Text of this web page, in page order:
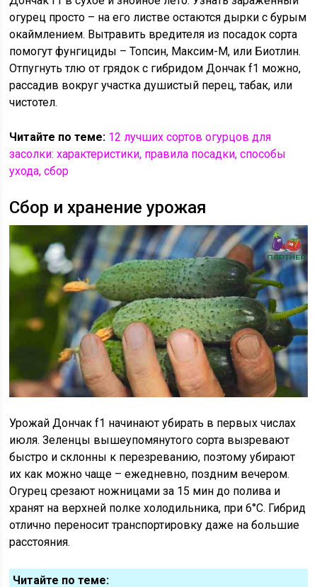
огурец просто – на его листве остаются дырки с бурым
окаймлением. Вытравить вредителя из посадок сорта
помогут фунгициды – Топсин, Максим-М, или Биотлин.
Отпугнуть тлю от грядок с гибридом Дончак f1 можно,
рассадив вокруг участка душистый перец, табак, или
чистотел.
Читайте по теме: 12 лучших сортов огурцов для
засолки: характеристики, правила посадки, способы
ухода, сбор
Сбор и хранение урожая
Урожай Дончак f1 начинают убирать в первых числах
июля. Зеленцы вышеупомянутого сорта вызревают
быстро и склонны к перезреванию, поэтому убирают
их как можно чаще – ежедневно, поздним вечером.
Огурец срезают ножницами за 15 мин до полива и
хранят на верхней полке холодильника, при 6°С. Гибрид
отлично переносит транспортировку даже на большие
расстояния.
Читайте по теме: